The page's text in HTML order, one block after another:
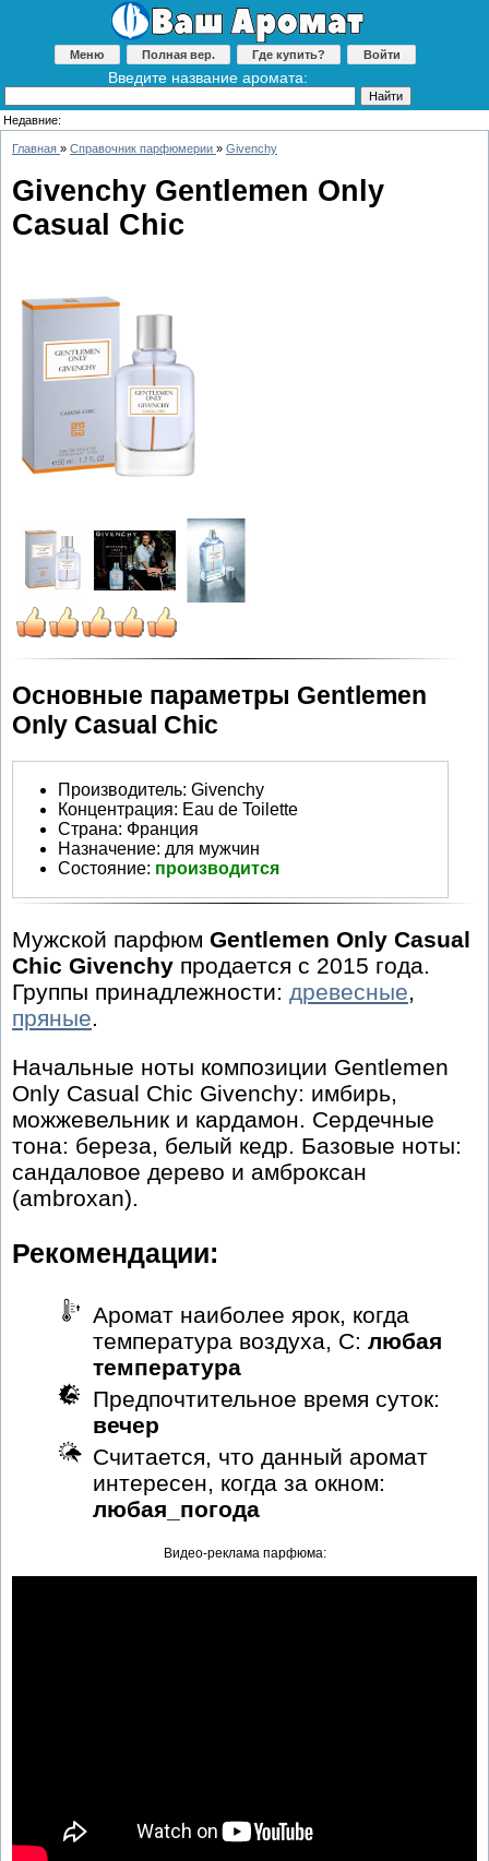
Меню Полная вер. Где купить? Войти
Введите название аромата:
Недавние:
Главная » Справочник парфюмерии » Givenchy
Givenchy Gentlemen Only
Casual Chic
Основные параметры Gentlemen
Only Casual Chic
Производитель: Givenchy
Концентрация: Eau de Toilette
Страна: Франция
Назначение: для мужчин
Состояние: производится
Мужской парфюм Gentlemen Only Casual
Chic Givenchy продается с 2015 года.
Группы принадлежности: древесные,
пряные.
Начальные ноты композиции Gentlemen
Only Casual Chic Givenchy: имбирь,
можжевельник и кардамон. Сердечные
тона: береза, белый кедр. Базовые ноты:
сандаловое дерево и амброксан
(ambroxan).
Рекомендации:
Аромат наиболее ярок, когда
температура воздуха, С: любая
температура
Предпочтительное время суток:
вечер
Считается, что данный аромат
интересен, когда за окном:
любая_погода
Видео-реклама парфюма: